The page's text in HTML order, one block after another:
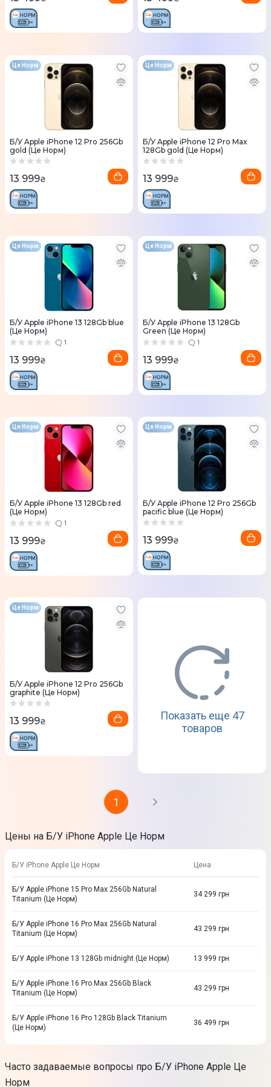
Б/У Apple iPhone 12 Pro 256Gb
gold (Це Норм)
Це Норм
13 999₴
Б/У Apple iPhone 12 Pro Max
128Gb gold (Це Норм)
Це Норм
13 999₴
Б/У Apple iPhone 13 128Gb blue
(Це Норм)
1
Це Норм
13 999₴
Б/У Apple iPhone 13 128Gb
Green (Це Норм)
1
Це Норм
13 999₴
Б/У Apple iPhone 13 128Gb red
(Це Норм)
1
Це Норм
13 999₴
Б/У Apple iPhone 12 Pro 256Gb
pacific blue (Це Норм)
Це Норм
13 999₴
Б/У Apple iPhone 12 Pro 256Gb
graphite (Це Норм)
Це Норм
13 999₴
Показать еще 47
товаров
1
Цены на Б/У iPhone Apple Це Норм
Б/У iPhone Apple Це Норм Цена
Б/У Apple iPhone 15 Pro Max 256Gb Natural
Titanium (Це Норм)
34 299 грн
Б/У Apple iPhone 16 Pro Max 256Gb Natural
Titanium (Це Норм)
43 299 грн
Б/У Apple iPhone 13 128Gb midnight (Це Норм) 13 999 грн
Б/У Apple iPhone 16 Pro Max 256Gb Black
Titanium (Це Норм)
43 299 грн
Б/У Apple iPhone 16 Pro 128Gb Black Titanium
(Це Норм)
36 499 грн
Часто задаваемые вопросы про Б/У iPhone Apple Це
Норм